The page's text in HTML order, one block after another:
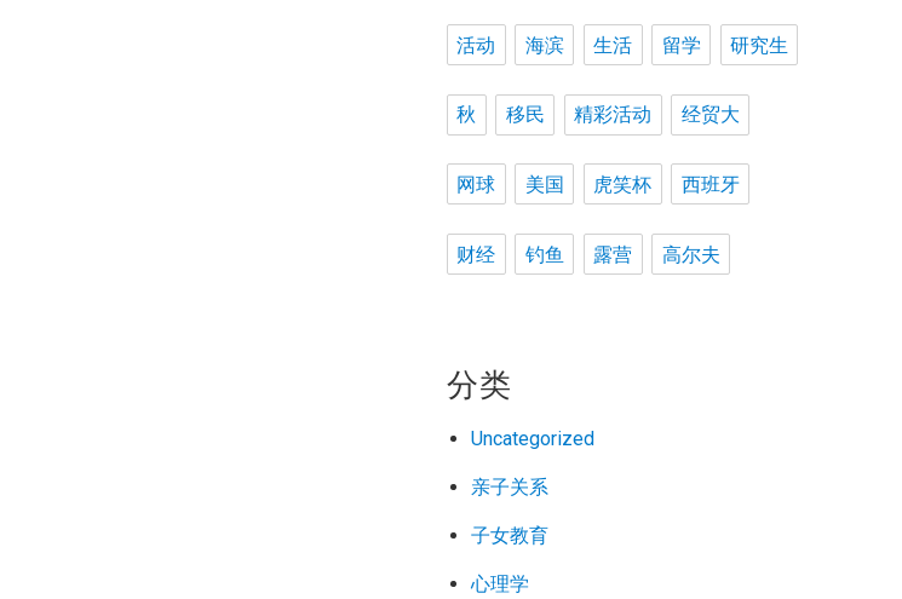
活动 海滨 生活 留学 研究生
秋 移民 精彩活动 经贸大
网球 美国 虎笑杯 西班牙
财经 钓鱼 露营 高尔夫
分类
Uncategorized
亲子关系
子女教育
心理学